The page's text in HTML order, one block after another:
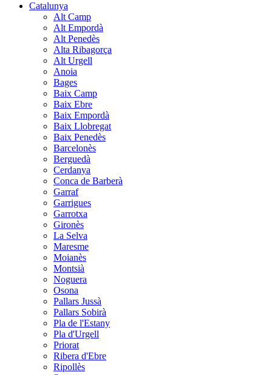
Catalunya
Alt Camp
Alt Empordà
Alt Penedès
Alta Ribagorça
Alt Urgell
Anoia
Bages
Baix Camp
Baix Ebre
Baix Empordà
Baix Llobregat
Baix Penedès
Barcelonès
Berguedà
Cerdanya
Conca de Barberà
Garraf
Garrigues
Garrotxa
Gironès
La Selva
Maresme
Moianès
Montsià
Noguera
Osona
Pallars Jussà
Pallars Sobirà
Pla de l'Estany
Pla d'Urgell
Priorat
Ribera d'Ebre
Ripollès